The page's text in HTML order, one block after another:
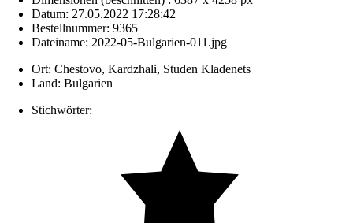
Datum: 27.05.2022 17:28:42
Bestellnummer: 9365
Dateiname: 2022-05-Bulgarien-011.jpg
Ort: Chestovo, Kardzhali, Studen Kladenets
Land: Bulgarien
Stichwörter: